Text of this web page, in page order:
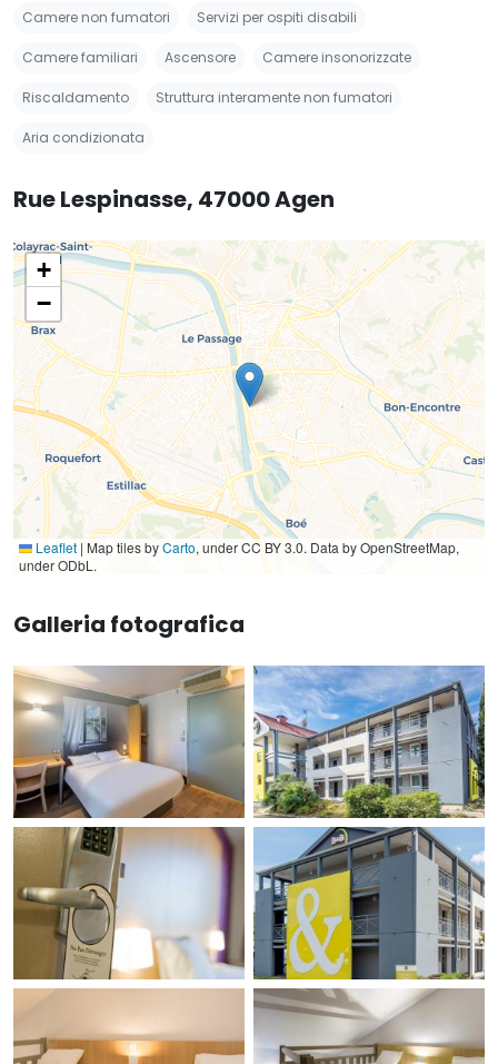
Camere non fumatori Servizi per ospiti disabili
Camere familiari Ascensore Camere insonorizzate
Riscaldamento Struttura interamente non fumatori
Aria condizionata
Rue Lespinasse, 47000 Agen
+
−
Leaflet | Map tiles byCarto, under CC BY 3.0. Data by OpenStreetMap,
under ODbL.
Galleria fotografica